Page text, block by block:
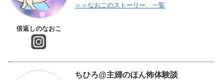
倍返しのなおこ
＞＞なおこのストーリー 一覧
ちひろ@主婦のほん怖体験談